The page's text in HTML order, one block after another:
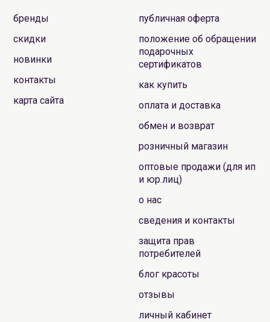
бренды
скидки
новинки
контакты
карта сайта
публичная оферта
положение об обращении
подарочных
сертификатов
как купить
оплата и доставка
обмен и возврат
розничный магазин
оптовые продажи (для ип
и юр.лиц)
о нас
сведения и контакты
защита прав
потребителей
блог красоты
отзывы
личный кабинет